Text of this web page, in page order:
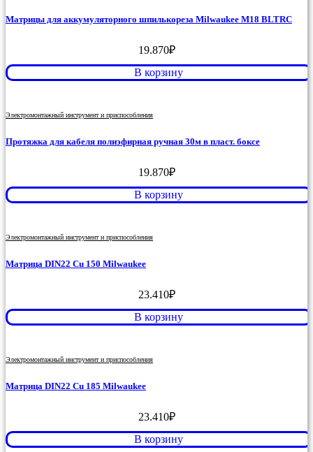
Матрицы для аккумуляторного шпилькореза Milwaukee M18 BLTRC
19.870₽
В корзину
Электромонтажный инструмент и приспособления
Протяжка для кабеля полиэфирная ручная 30м в пласт. боксе
19.870₽
В корзину
Электромонтажный инструмент и приспособления
Матрица DIN22 Cu 150 Milwaukee
23.410₽
В корзину
Электромонтажный инструмент и приспособления
Матрица DIN22 Cu 185 Milwaukee
23.410₽
В корзину